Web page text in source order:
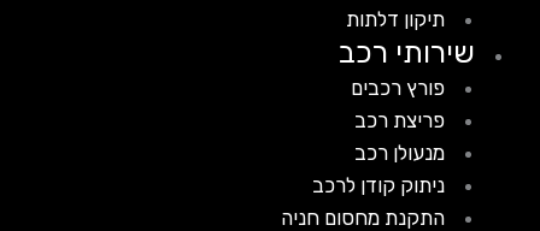
תיקון דלתות
שירותי רכב
פורץ רכבים
פריצת רכב
מנעולן רכב
ניתוק קודן לרכב
התקנת מחסום חניה